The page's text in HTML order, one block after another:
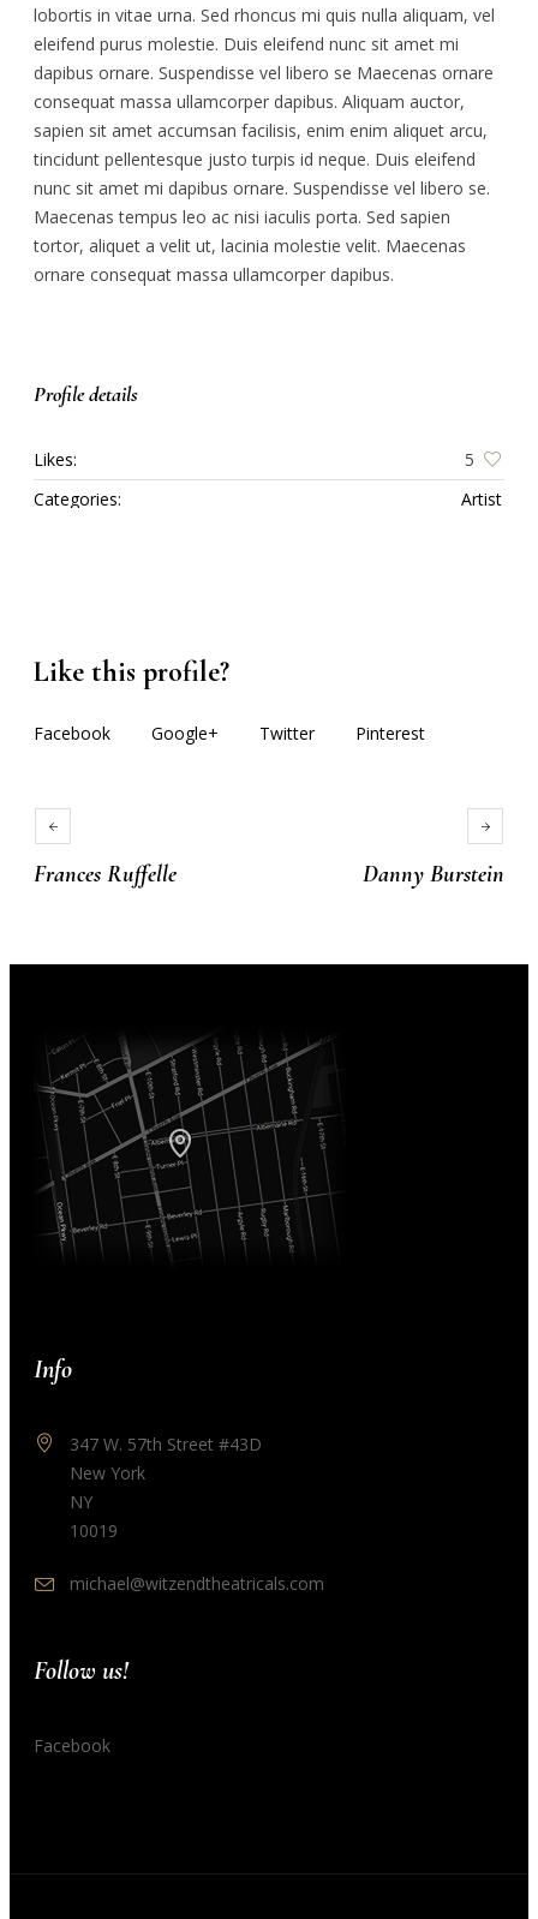
lobortis in vitae urna. Sed rhoncus mi quis nulla aliquam, vel
eleifend purus molestie. Duis eleifend nunc sit amet mi
dapibus ornare. Suspendisse vel libero se Maecenas ornare
consequat massa ullamcorper dapibus. Aliquam auctor,
sapien sit amet accumsan facilisis, enim enim aliquet arcu,
tincidunt pellentesque justo turpis id neque. Duis eleifend
nunc sit amet mi dapibus ornare. Suspendisse vel libero se.
Maecenas tempus leo ac nisi iaculis porta. Sed sapien
tortor, aliquet a velit ut, lacinia molestie velit. Maecenas
ornare consequat massa ullamcorper dapibus.
Profile details
Likes:
5
Categories:
Artist
Like this profile?
Facebook Google+ Twitter Pinterest
Frances Ruffelle Danny Burstein
Info
347 W. 57th Street #43D
New York
NY
10019
michael@witzendtheatricals.com
Follow us!
Facebook